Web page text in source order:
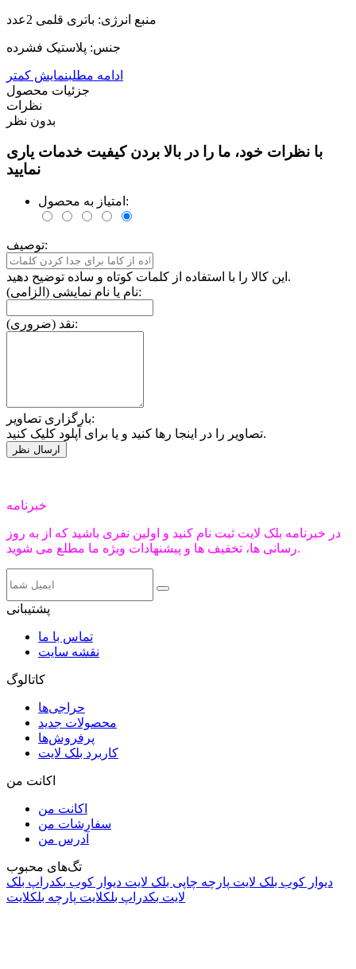
منبع انرژی: باتری قلمی 2عدد
جنس: پلاستیک فشرده
ادامه مطلبنمایش کمتر
جزئیات محصول
نظرات
بدون نظر
با نظرات خود، ما را در بالا بردن کیفیت خدمات یاری
نمایید
امتیاز به محصول:
توصیف:
این کالا را با استفاده از کلمات کوتاه و ساده توضیح دهید.
نام یا نام نمایشی (الزامی):
نقد (ضروری):
بارگزاری تصاویر:
تصاویر را در اینجا رها کنید و یا برای آپلود کلیک کنید.
خبرنامه
در خبرنامه بلک لایت ثبت نام کنید و اولین نفری باشید که از به روز
رسانی ها، تخفیف ها و پیشنهادات ویژه ما مطلع می شوید.
پشتیبانی
تماس با ما
نقشه سایت
کاتالوگ
حراجی‌ها
محصولات جدید
پرفروش‌ها
کاربرد بلک لایت
اکانت من
اکانت من
سفارشات من
آدرس من
تگ‌های محبوب
دیوار کوب بلک لایت پارچه چاپی بلک لایت دیوار کوب بکدراپ بلک
لایت بکدراپ بلکلایت پارچه بلکلایت